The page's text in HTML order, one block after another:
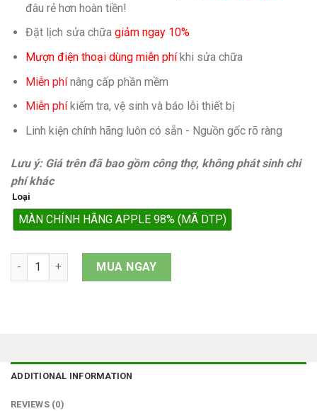
đâu rẻ hơn hoàn tiền!
Đặt lịch sửa chữa giảm ngay 10%
Mượn điện thoại dùng miễn phíkhi sửa chữa
Miễn phínâng cấp phần mềm
Miễn phíkiếm tra, vệ sinh và báo lỗi thiết bị
Linh kiện chính hãng luôn có sẵn - Nguồn gốc rõ ràng
Lưu ý: Giá trên đã bao gồm công thợ, không phát sinh chi
phí khác
Loại
MÀN CHÍNH HÃNG APPLE 98% (MÃ DTP)
Màn hình iPhone 7 Plus quantity
MUA NGAY
ADDITIONAL INFORMATION
REVIEWS (0)